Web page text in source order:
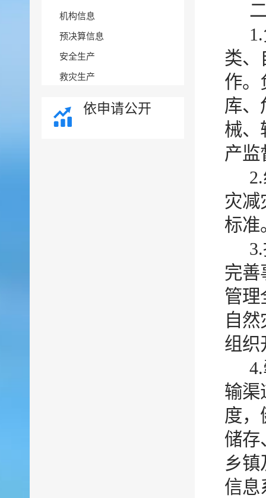
机构信息
预决算信息
安全生产
救灾生产
依申请公开
类、
作。
库、
械、
产监
灾减
标准
完善
管理
自
组织
输渠
度，
储存
乡
信息